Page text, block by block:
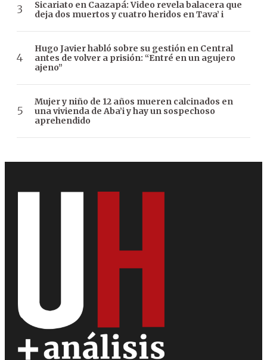
Sicariato en Caazapá: Video revela balacera que
deja dos muertos y cuatro heridos en Tava’ i
Hugo Javier habló sobre su gestión en Central
antes de volver a prisión: “Entré en un agujero
ajeno”
Mujer y niño de 12 años mueren calcinados en
una vivienda de Aba’i y hay un sospechoso
aprehendido